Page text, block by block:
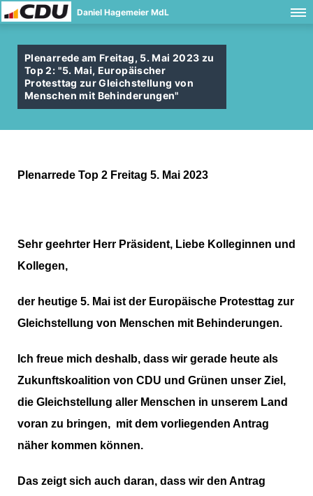
Daniel Hagemeier MdL
Plenarrede am Freitag, 5. Mai 2023 zu
Top 2: "5. Mai, Europäischer
Protesttag zur Gleichstellung von
Menschen mit Behinderungen"
Plenarrede Top 2 Freitag 5. Mai 2023
Sehr geehrter Herr Präsident, Liebe Kolleginnen und
Kollegen,
der heutige 5. Mai ist der Europäische Protesttag zur
Gleichstellung von Menschen mit Behinderungen.
Ich freue mich deshalb, dass wir gerade heute als
Zukunftskoalition von CDU und Grünen unser Ziel,
die Gleichstellung aller Menschen in unserem Land
voran zu bringen, mit dem vorliegenden Antrag
näher kommen können.
Das zeigt sich auch daran, dass wir den Antrag